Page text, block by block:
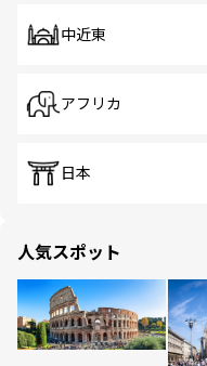
中近東
アフリカ
日本
人気スポット